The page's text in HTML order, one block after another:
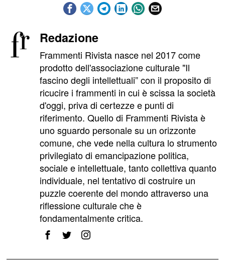
Redazione
Frammenti Rivista nasce nel 2017 come
prodotto dell'associazione culturale "Il
fascino degli intellettuali” con il proposito di
ricucire i frammenti in cui è scissa la società
d'oggi, priva di certezze e punti di
riferimento. Quello di Frammenti Rivista è
uno sguardo personale su un orizzonte
comune, che vede nella cultura lo strumento
privilegiato di emancipazione politica,
sociale e intellettuale, tanto collettiva quanto
individuale, nel tentativo di costruire un
puzzle coerente del mondo attraverso una
riflessione culturale che è
fondamentalmente critica.